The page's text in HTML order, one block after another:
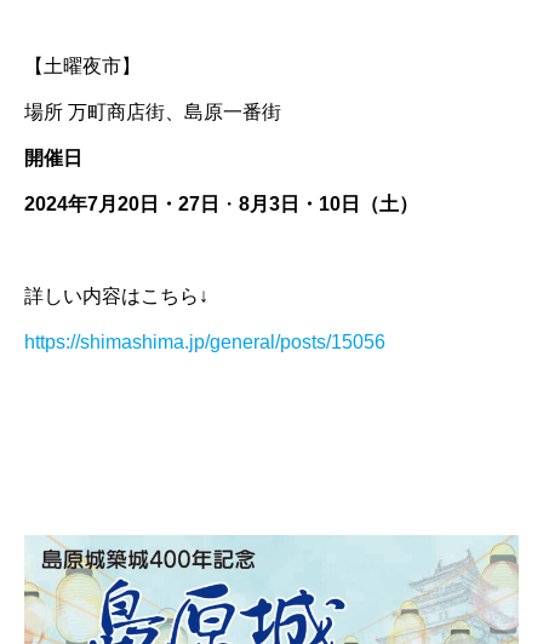
【土曜夜市】
場所 万町商店街、島原一番街
開催日
2024年7月20日・27日 ・ 8月3日・10日（土）
詳しい内容はこちら↓
https://shimashima.jp/general/posts/15056